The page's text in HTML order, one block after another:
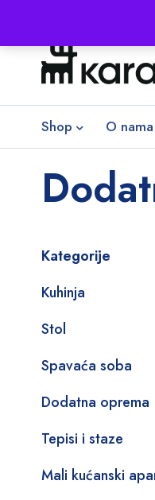
Shop O nama
Kategorije
Kuhinja
Stol
Spavaća soba
Dodatna oprema
Tepisi i staze
Mali kućanski